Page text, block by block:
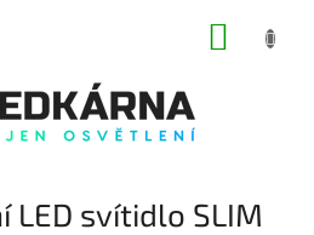
LED svítidlo SLIM